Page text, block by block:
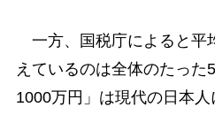
一方、国税庁によると平
えているのは全体のたった
1000万円」は現代の日本